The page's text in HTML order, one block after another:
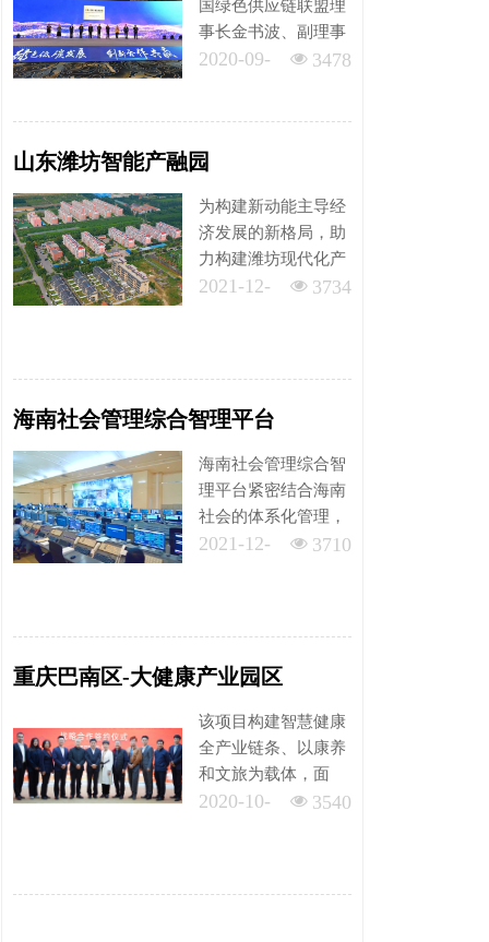
国绿色供应链联盟理
事长金书波、副理事
长兼秘书长郑红、副
重要做法及取得的突
来到江苏省绿色建筑
博览园，先后参观了
绿博园内的木营造
馆、集绿阁等示范项
넶 3478
2020-09-
山东潍坊智能产融园
为构建新动能主导经
济发展的新格局，助
力构建潍坊现代化产
业体系，加速实施乡
넶 3734
2021-12-
海南社会管理综合智理平台
海南社会管理综合智
理平台紧密结合海南
社会的体系化管理，
充分发挥在技术、数
넶 3710
2021-12-
重庆巴南区-大健康产业园区
该项目构建智慧健康
全产业链条、以康养
和文旅为载体，面
向“全生命周期、全
넶 3540
2020-10-